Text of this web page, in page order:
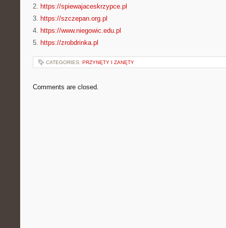
2. https://spiewajaceskrzypce.pl
3. https://szczepan.org.pl
4. https://www.niegowic.edu.pl
5. https://zrobdrinka.pl
CATEGORIES: PRZYNĘTY I ZANĘTY
Comments are closed.